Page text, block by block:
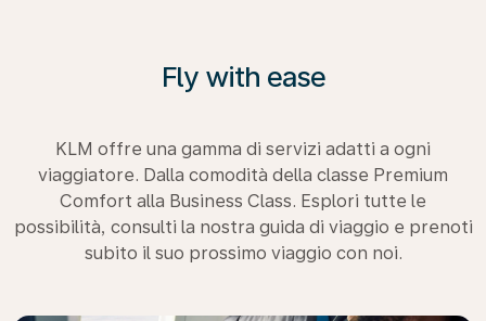
Fly with ease
KLM offre una gamma di servizi adatti a ogni
viaggiatore. Dalla comodità della classe Premium
Comfort alla Business Class. Esplori tutte le
possibilità, consulti la nostra guida di viaggio e prenoti
subito il suo prossimo viaggio con noi.